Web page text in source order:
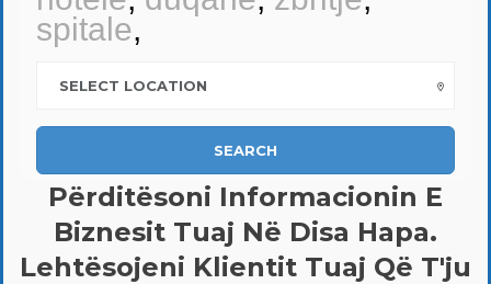
spitale,
SEARCH
Përditësoni Informacionin E
Biznesit Tuaj Në Disa Hapa.
Lehtësojeni Klientit Tuaj Që T'ju